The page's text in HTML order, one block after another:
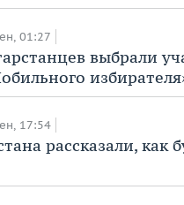
01:27
выбрали
17:54
рассказали, как